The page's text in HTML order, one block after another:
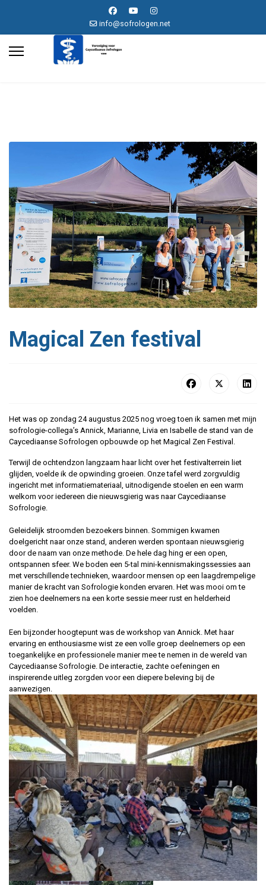
info@sofrologen.net
Magical Zen festival
Het was op zondag 24 augustus 2025 nog vroeg toen ik samen met mijn
sofrologie-collega’s Annick, Marianne, Livia en Isabelle de stand van de
Caycediaanse Sofrologen opbouwde op het Magical Zen Festival.
Terwijl de ochtendzon langzaam haar licht over het festivalterrein liet
glijden, voelde ik de opwinding groeien. Onze tafel werd zorgvuldig
ingericht met informatiemateriaal, uitnodigende stoelen en een warm
welkom voor iedereen die nieuwsgierig was naar Caycediaanse
Sofrologie.
Geleidelijk stroomden bezoekers binnen. Sommigen kwamen
doelgericht naar onze stand, anderen werden spontaan nieuwsgierig
door de naam van onze methode. De hele dag hing er een open,
ontspannen sfeer. We boden een 5-tal mini-kennismakingssessies aan
met verschillende technieken, waardoor mensen op een laagdrempelige
manier de kracht van Sofrologie konden ervaren. Het was mooi om te
zien hoe deelnemers na een korte sessie meer rust en helderheid
voelden.
Een bijzonder hoogtepunt was de workshop van Annick. Met haar
ervaring en enthousiasme wist ze een volle groep deelnemers op een
toegankelijke en professionele manier mee te nemen in de wereld van
Caycediaanse Sofrologie. De interactie, zachte oefeningen en
inspirerende uitleg zorgden voor een diepere beleving bij de
aanwezigen.